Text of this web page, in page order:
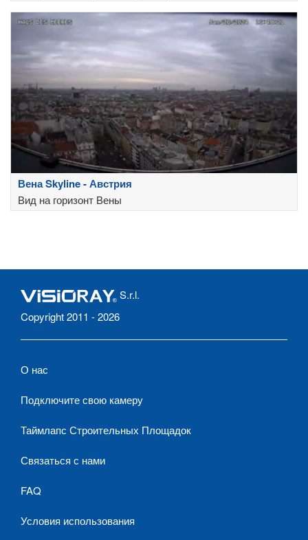
Вена Skyline - Австрия
Вид на горизонт Вены
S.r.l.
Copyright 2011 - 2026
О нас
Подключите свою камеру
Таймлапс Строительных Площадок
Связаться с нами
FAQ
Условия использования